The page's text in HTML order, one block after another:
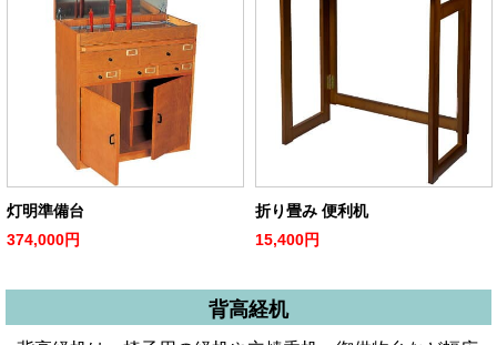
灯明準備台
374,000円
折り畳み 便利机
15,400円
背高経机